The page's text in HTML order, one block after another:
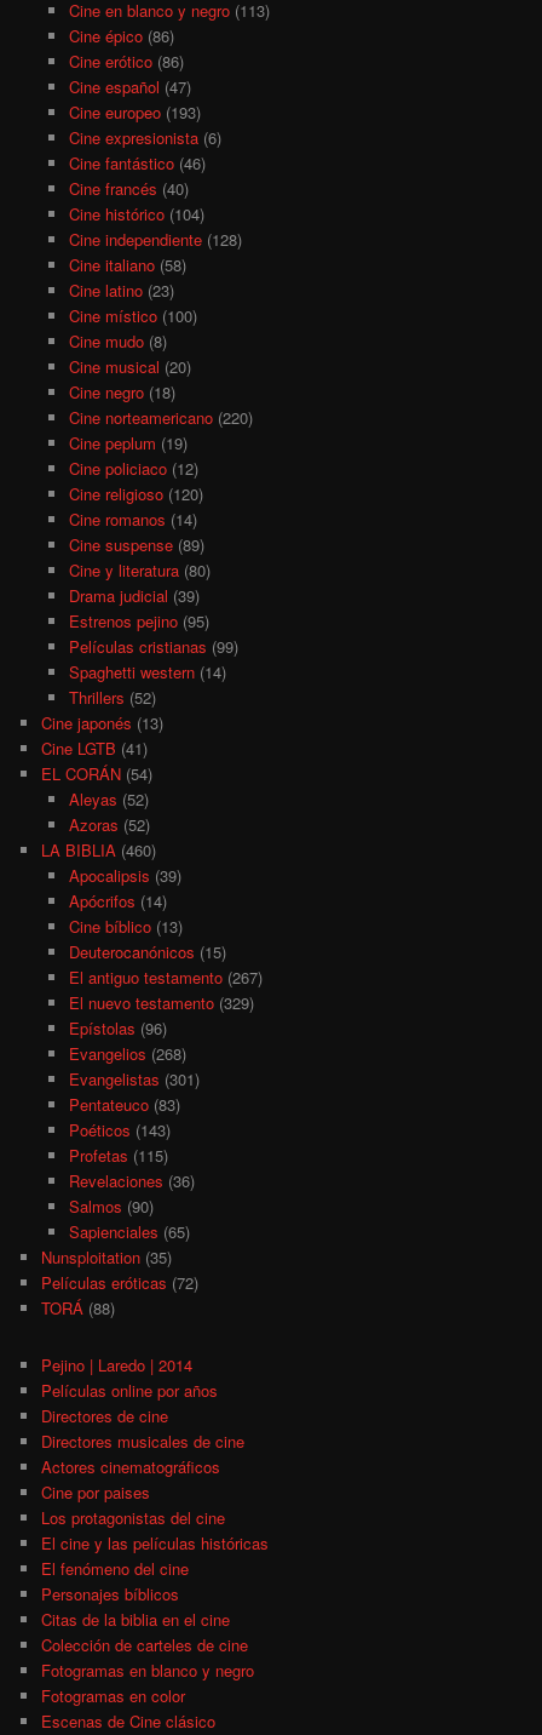
Cine en blanco y negro(113)
Cine épico(86)
Cine erótico(86)
Cine español (47)
Cine europeo(193)
Cine expresionista(6)
Cine fantástico(46)
Cine francés (40)
Cine histórico(104)
Cine independiente(128)
Cine italiano(58)
Cine latino(23)
Cine místico(100)
Cine mudo(8)
Cine musical (20)
Cine negro(18)
Cine norteamericano(220)
Cine peplum (19)
Cine policiaco(12)
Cine religioso(120)
Cine romanos (14)
Cine suspense(89)
Cine y literatura(80)
Drama judicial (39)
Estrenos pejino(95)
Películas cristianas (99)
Spaghetti western(14)
Thrillers (52)
Cine japonés (13)
Cine LGTB (41)
EL CORÁN (54)
Aleyas (52)
Azoras (52)
LA BIBLIA (460)
Apocalipsis (39)
Apócrifos (14)
Cine bíblico(13)
Deuterocanónicos (15)
El antiguo testamento(267)
El nuevo testamento(329)
Epístolas (96)
Evangelios (268)
Evangelistas (301)
Pentateuco(83)
Poéticos (143)
Profetas (115)
Revelaciones (36)
Salmos (90)
Sapienciales (65)
Nunsploitation (35)
Películas eróticas (72)
TORÁ (88)
Pejino | Laredo | 2014
Películas online por años
Directores de cine
Directores musicales de cine
Actores cinematográficos
Cine por paises
Los protagonistas del cine
El cine y las películas históricas
El fenómeno del cine
Personajes bíblicos
Citas de la biblia en el cine
Colección de carteles de cine
Fotogramas en blanco y negro
Fotogramas en color
Escenas de Cine clásico